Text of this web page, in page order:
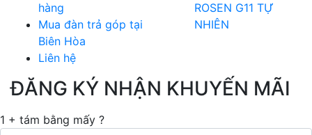
hàng
Mua đàn trả góp tại
Biên Hòa
Liên hệ
ROSEN G11 TỰ
NHIÊN
ĐĂNG KÝ NHẬN KHUYẾN MÃI
1 + tám bằng mấy ?